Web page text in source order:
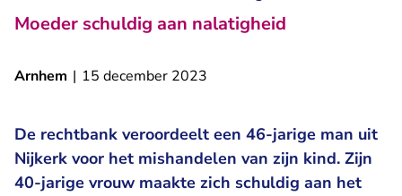
Moeder schuldig aan nalatigheid
Arnhem | 15 december 2023
De rechtbank veroordeelt een 46-jarige man uit
Nijkerk voor het mishandelen van zijn kind. Zijn
40-jarige vrouw maakte zich schuldig aan het